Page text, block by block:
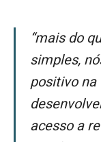
“Mais do que oferecer crédito seguro e
simples,
positivo na
acesso a